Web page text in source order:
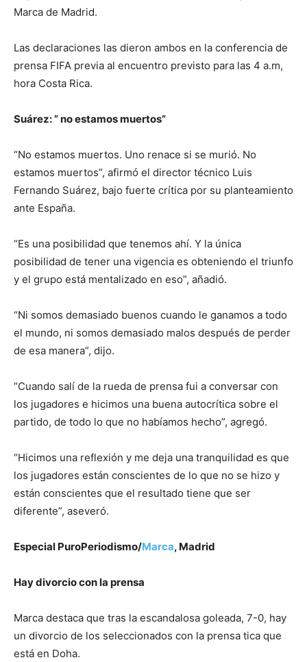
Marca de Madrid.
Las declaraciones las dieron ambos en la conferencia de
prensa FIFA previa al encuentro previsto para las 4 a.m,
hora Costa Rica.
Suárez: ” no estamos muertos”
“No estamos muertos. Uno renace si se murió. No
estamos muertos”, afirmó el director técnico Luis
Fernando Suárez, bajo fuerte crítica por su planteamiento
ante España.
“Es una posibilidad que tenemos ahí. Y la única
posibilidad de tener una vigencia es obteniendo el triunfo
y el grupo está mentalizado en eso”, añadió.
“Ni somos demasiado buenos cuando le ganamos a todo
el mundo, ni somos demasiado malos después de perder
de esa manera”, dijo.
“Cuando salí de la rueda de prensa fui a conversar con
los jugadores e hicimos una buena autocrítica sobre el
partido, de todo lo que no habíamos hecho”, agregó.
“Hicimos una reflexión y me deja una tranquilidad es que
los jugadores están conscientes de lo que no se hizo y
están conscientes que el resultado tiene que ser
diferente”, aseveró.
Especial PuroPeriodismo/Marca, Madrid
Hay divorcio con la prensa
Marca destaca que tras la escandalosa goleada, 7-0, hay
un divorcio de los seleccionados con la prensa tica que
está en Doha.